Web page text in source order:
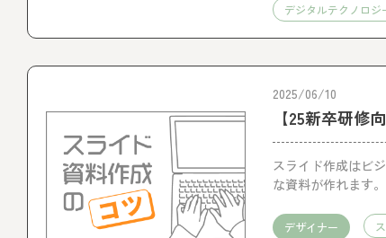
デジタルテクノロジ
2025/06/10
【25新卒研修
スライド作成はビ
な資料が作れます。
デザイナー